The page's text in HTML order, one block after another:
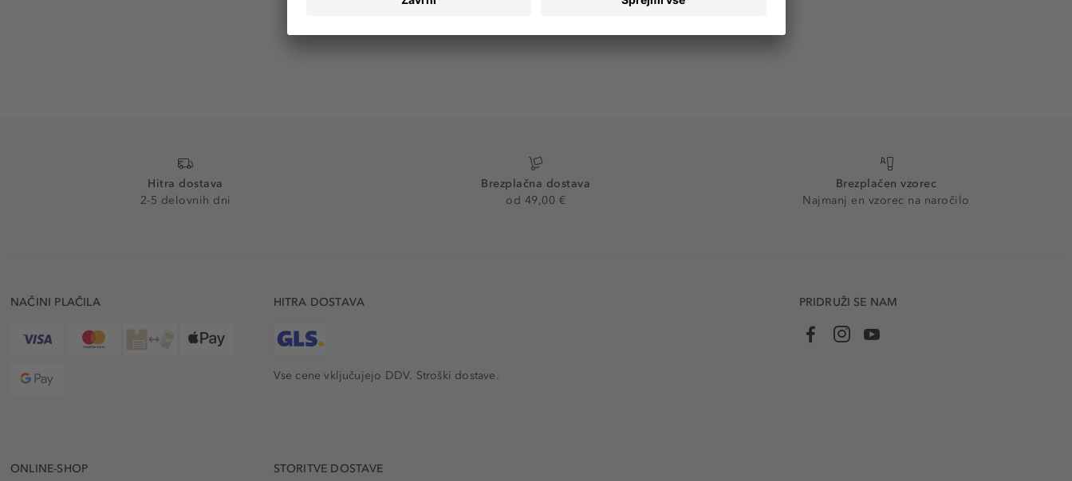
Hitra dostava
2-5 delovnih dni
Brezplačna dostava
od 49,00 €
Brezplačen vzorec
Najmanj en vzorec na naročilo
NAČINI PLAČILA HITRA DOSTAVA
Vse cene vključujejo DDV. Stroški dostave.
PRIDRUŽI SE NAM
ONLINE-SHOP STORITVE DOSTAVE